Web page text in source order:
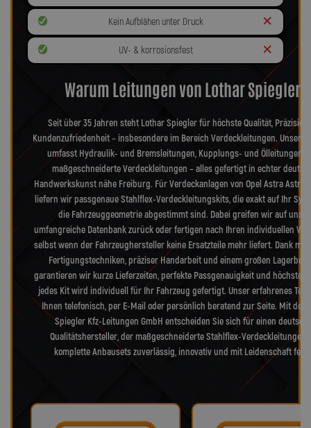
Kein Aufblähen unter Druck
UV- & korrosionsfest
Warum Leitungen von Lothar Spiegler?
Seit über 35 Jahren steht Lothar Spiegler für höchste Qualität, Präzision
Kundenzufriedenheit – insbesondere im Bereich Verdeckleitungen. Unser
umfasst Hydraulik- und Bremsleitungen, Kupplungs- und Ölleitungen
maßgeschneiderte Verdeckleitungen – alles gefertigt in echter
Handwerkskunst nähe Freiburg. Für Verdeckanlagen von Opel Astra Astra-
liefern wir passgenaue Stahlflex-Verdeckleitungskits, die exakt auf Ihr
die Fahrzeuggeometrie abgestimmt sind. Dabei greifen wir auf
umfangreiche Datenbank zurück oder fertigen nach Ihren individuellen
selbst wenn der Fahrzeughersteller keine Ersatzteile mehr liefert. Dank
Fertigungstechniken, präziser Handarbeit und einem großen
garantieren wir kurze Lieferzeiten, perfekte Passgenauigkeit und höchste
jedes Kit wird individuell für Ihr Fahrzeug gefertigt. Unser erfahrenes
Ihnen telefonisch, per E-Mail oder persönlich beratend zur Seite. Mit der
Spiegler Kfz-Leitungen GmbH entscheiden Sie sich für einen
Qualitätshersteller, der maßgeschneiderte Stahlflex-Verdeckleitungen
komplette Anbausets zuverlässig, innovativ und mit Leidenschaft